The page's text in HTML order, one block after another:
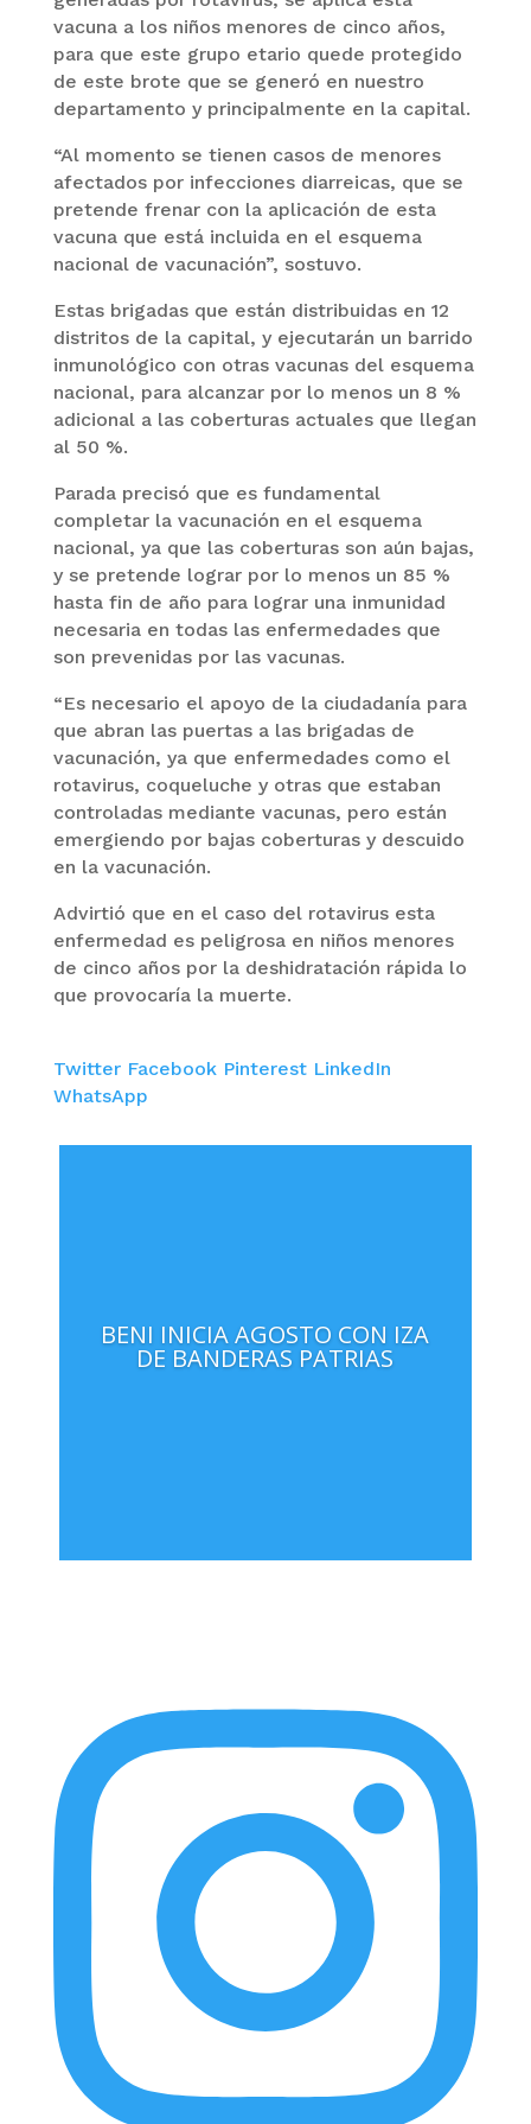
vacuna a los niños menores de cinco años,
para que este grupo etario quede protegido
de este brote que se generó en nuestro
departamento y principalmente en la capital.
“Al momento se tienen casos de menores
afectados por infecciones diarreicas, que se
pretende frenar con la aplicación de esta
vacuna que está incluida en el esquema
nacional de vacunación”, sostuvo.
Estas brigadas que están distribuidas en 12
distritos de la capital, y ejecutarán un barrido
inmunológico con otras vacunas del esquema
nacional, para alcanzar por lo menos un 8 %
adicional a las coberturas actuales que llegan
al 50 %.
Parada precisó que es fundamental
completar la vacunación en el esquema
nacional, ya que las coberturas son aún bajas,
y se pretende lograr por lo menos un 85 %
hasta fin de año para lograr una inmunidad
necesaria en todas las enfermedades que
son prevenidas por las vacunas.
“Es necesario el apoyo de la ciudadanía para
que abran las puertas a las brigadas de
vacunación, ya que enfermedades como el
rotavirus, coqueluche y otras que estaban
controladas mediante vacunas, pero están
emergiendo por bajas coberturas y descuido
en la vacunación.
Advirtió que en el caso del rotavirus esta
enfermedad es peligrosa en niños menores
de cinco años por la deshidratación rápida lo
que provocaría la muerte.
Twitter Facebook Pinterest LinkedIn
WhatsApp
BENI INICIA AGOSTO CON IZA
DE BANDERAS PATRIAS